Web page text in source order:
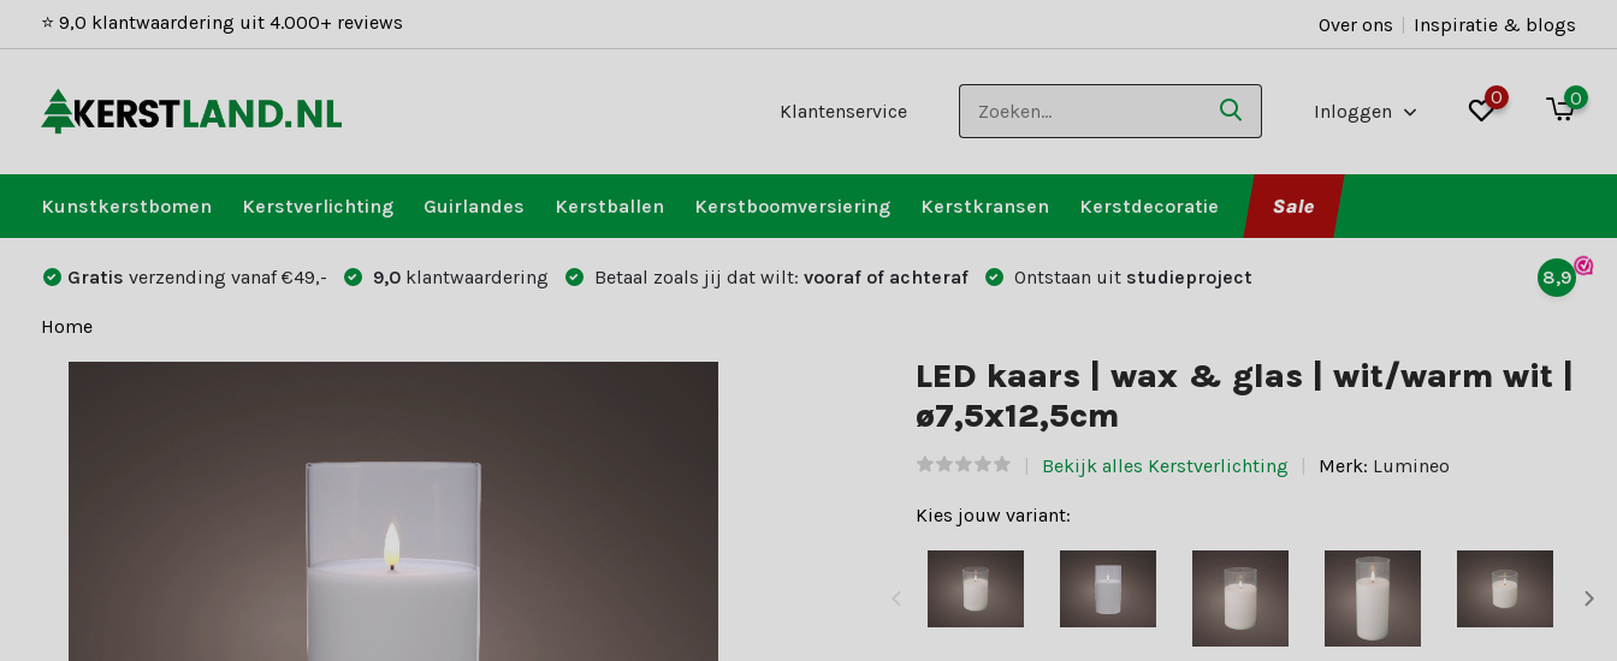
⭐ 9,0 klantwaardering uit 4.000+ reviews Over ons | Inspiratie & blogs
Klantenservice Inloggen
0 0
Kunstkerstbomen Kerstverlichting Guirlandes Kerstballen Kerstboomversiering Kerstkransen Kerstdecoratie Sale
Gratis verzending vanaf €49,- 9,0 klantwaardering Betaal zoals jij dat wilt: vooraf of achteraf Ontstaan uit studieproject 8,9
Home
LED kaars | wax & glas | wit/warm wit |
ø7,5x12,5cm
Bekijk alles Kerstverlichting Merk: Lumineo
Kies jouw variant: